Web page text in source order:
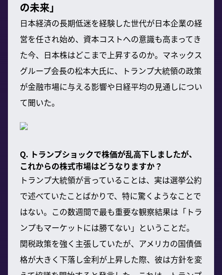
の未来」
日本経済の長期低迷を経験した世代が日本企業の経
営を任され始め、資本コストへの意識も高まってき
た今、日本株はどこまで上昇するのか。マネックス
グループ会長の松本大氏に、トランプ大統領の政策
が金融市場に与える影響や日経平均の見通しについ
て聞いた。
Q. トランプショックで株価が乱高下しましたが、
これからの株式市場はどうなりますか？
トランプ大統領が言っていることは、実は選挙公約
で述べていたことばかりで、特に驚くようなことで
はない。この数週間で最も重要な観察結果は「トラ
ンプもマーケットには勝てない」ということだ。
関税政策を強く主張していたが、アメリカの国債価
格が大きく下落し金利が上昇した際、彼は方針を変